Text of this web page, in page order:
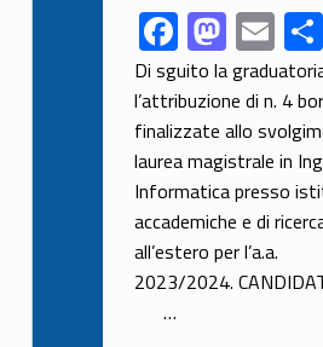
Link identifier share facebook archive #share-link-archive-61586F
ac
e
b
o
o
k
M
as
to
d
o
n
E
m
ai
l
C
Di sguito la
l’attribuzione di n. 4
finalizzate allo
laurea magistrale in
Informatica presso
accademiche e di
all’estero per l’a.a.
2023/2024.
…